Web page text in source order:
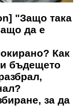
"Защо така
да е
Как
бъдещето
за да